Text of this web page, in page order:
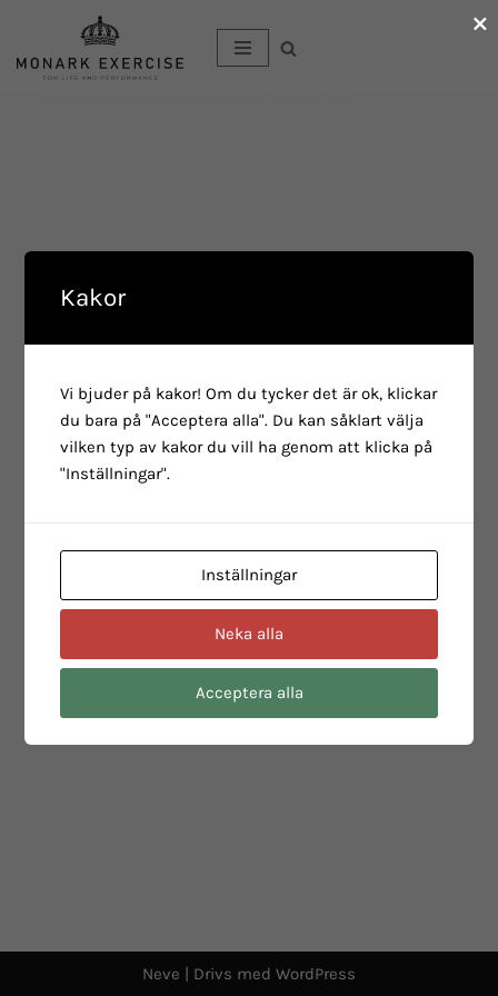
Hoppa
Neve | Drivs med WordPress
×
Kakor
Vi bjuder på kakor! Om du tycker det är ok, klickar
du bara på "Acceptera alla". Du kan såklart välja
vilken typ av kakor du vill ha genom att klicka på
"Inställningar".
Inställningar
Neka alla
Acceptera alla